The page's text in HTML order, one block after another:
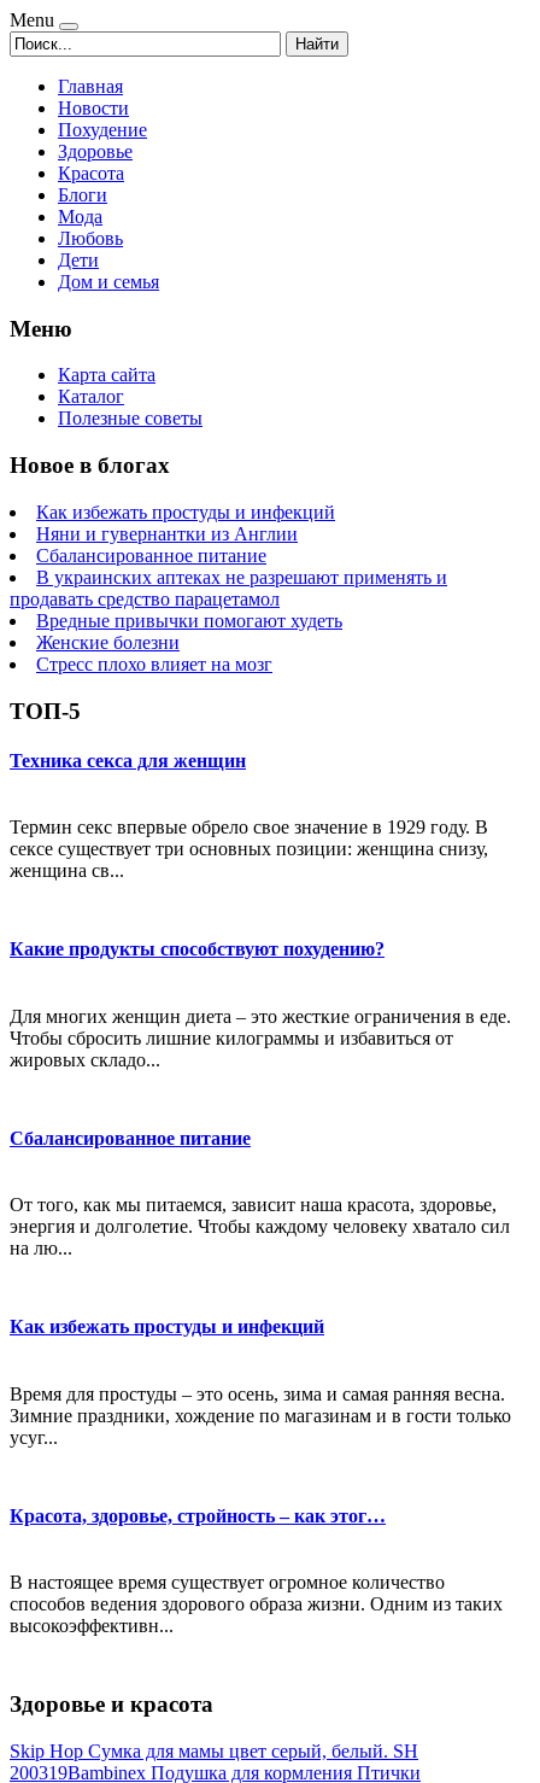
Menu
Найти
Главная
Новости
Похудение
Здоровье
Красота
Блоги
Мода
Любовь
Дети
Дом и семья
Меню
Карта сайта
Каталог
Полезные советы
Новое в блогах
Как избежать простуды и инфекций
Няни и гувернантки из Англии
Сбалансированное питание
В украинских аптеках не разрешают применять и
продавать средство парацетамол
Вредные привычки помогают худеть
Женские болезни
Стресс плохо влияет на мозг
ТОП-5
Техника секса для женщин
Термин секс впервые обрело свое значение в 1929 году. В
сексе существует три основных позиции: женщина снизу,
женщина св...
Какие продукты способствуют похудению?
Для многих женщин диета – это жесткие ограничения в еде.
Чтобы сбросить лишние килограммы и избавиться от
жировых складо...
Сбалансированное питание
От того, как мы питаемся, зависит наша красота, здоровье,
энергия и долголетие. Чтобы каждому человеку хватало сил
на лю...
Как избежать простуды и инфекций
Время для простуды – это осень, зима и самая ранняя весна.
Зимние праздники, хождение по магазинам и в гости только
усуг...
Красота, здоровье, стройность – как этог…
В настоящее время существует огромное количество
способов ведения здорового образа жизни. Одним из таких
высокоэффективн...
Здоровье и красота
Skip Hop Сумка для мамы цвет серый, белый. SH
200319Bambinex Подушка для кормления Птички